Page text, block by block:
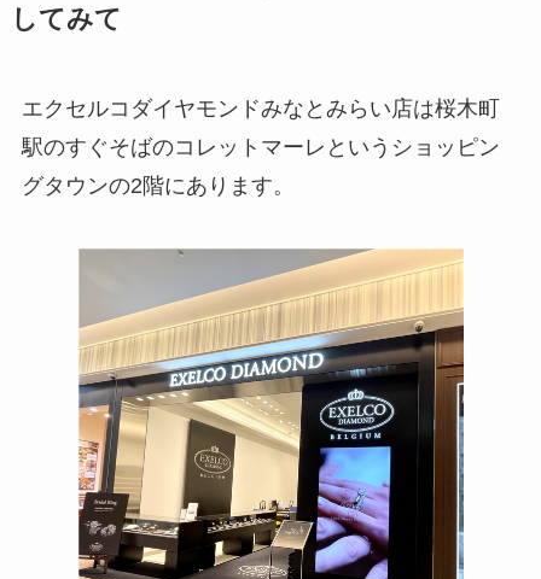
してみて
エクセルコダイヤモンドみなとみらい店は桜木町
駅のすぐそばのコレットマーレというショッピン
グタウンの2階にあります。